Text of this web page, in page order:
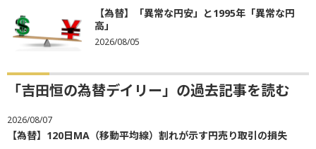
【為替】「異常な円安」と1995年「異常な円
高」
2026/08/05
「吉田恒の為替デイリー」の過去記事を読む
2026/08/07
【為替】120日MA（移動平均線）割れが示す円売り取引の損失